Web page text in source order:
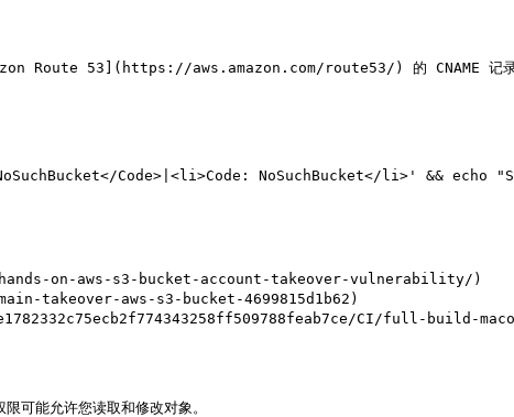
Route 53](https://aws.amazon.com/route53/) 的 CNAME 记录
Code>|<li>Code: NoSuchBucket</li>' && echo
on-aws-s3-bucket-account-takeover-vulnerability/)
takeover-aws-s3-bucket-4699815d1b62)
CI/full-build-
可能允许您读取和修改对象。